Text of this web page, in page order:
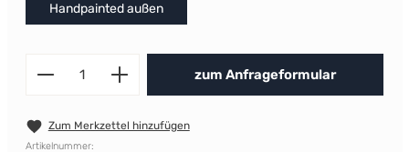
Handpainted außen
Produkt Anzahl: Gib den
zum Anfrageformular
Zum Merkzettel hinzufügen
Artikelnummer: